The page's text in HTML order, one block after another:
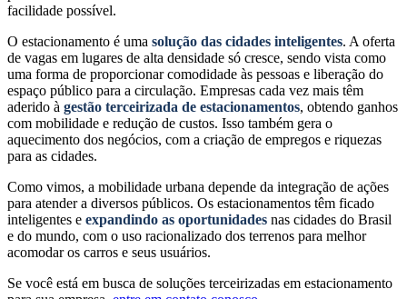
facilidade possível.
O estacionamento é uma solução das cidades inteligentes. A oferta
de vagas em lugares de alta densidade só cresce, sendo vista como
uma forma de proporcionar comodidade às pessoas e liberação do
espaço público para a circulação. Empresas cada vez mais têm
aderido à gestão terceirizada de estacionamentos, obtendo ganhos
com mobilidade e redução de custos. Isso também gera o
aquecimento dos negócios, com a criação de empregos e riquezas
para as cidades.
Como vimos, a mobilidade urbana depende da integração de ações
para atender a diversos públicos. Os estacionamentos têm ficado
inteligentes e expandindo as oportunidades nas cidades do Brasil
e do mundo, com o uso racionalizado dos terrenos para melhor
acomodar os carros e seus usuários.
Se você está em busca de soluções terceirizadas em estacionamento